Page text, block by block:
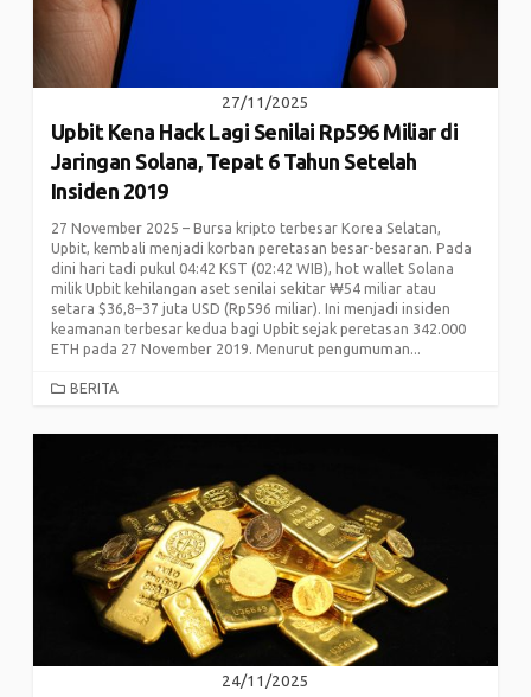
27/11/2025
Upbit Kena Hack Lagi Senilai Rp596 Miliar di
Jaringan Solana, Tepat 6 Tahun Setelah
Insiden 2019
27 November 2025 – Bursa kripto terbesar Korea Selatan,
Upbit, kembali menjadi korban peretasan besar-besaran. Pada
dini hari tadi pukul 04:42 KST (02:42 WIB), hot wallet Solana
milik Upbit kehilangan aset senilai sekitar ₩54 miliar atau
setara $36,8–37 juta USD (Rp596 miliar). Ini menjadi insiden
keamanan terbesar kedua bagi Upbit sejak peretasan 342.000
ETH pada 27 November 2019. Menurut pengumuman...
CATEGORIES
BERITA
24/11/2025